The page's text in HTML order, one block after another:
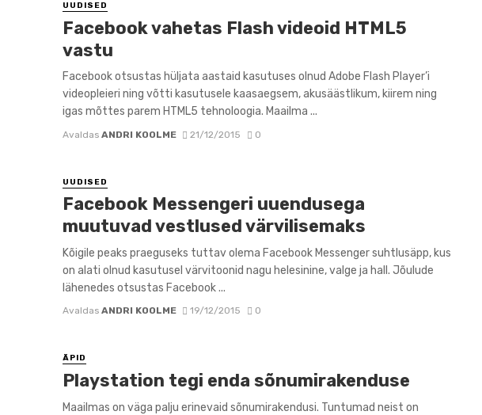
UUDISED
Facebook vahetas Flash videoid HTML5
vastu
Facebook otsustas hüljata aastaid kasutuses olnud Adobe Flash Player’i
videopleieri ning võtti kasutusele kaasaegsem, akusäästlikum, kiirem ning
igas mõttes parem HTML5 tehnoloogia. Maailma ...
Avaldas ANDRI KOOLME 21/12/2015 0
UUDISED
Facebook Messengeri uuendusega
muutuvad vestlused värvilisemaks
Kõigile peaks praeguseks tuttav olema Facebook Messenger suhtlusäpp, kus
on alati olnud kasutusel värvitoonid nagu helesinine, valge ja hall. Jõulude
lähenedes otsustas Facebook ...
Avaldas ANDRI KOOLME 19/12/2015 0
ÄPID
Playstation tegi enda sõnumirakenduse
Maailmas on väga palju erinevaid sõnumirakendusi. Tuntumad neist on